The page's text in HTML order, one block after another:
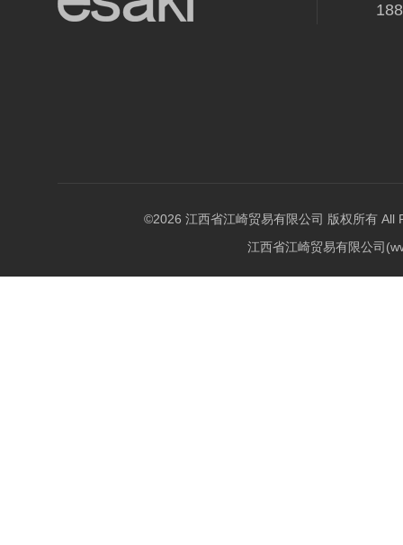
©2026 江西省江崎贸易有限公司 版权所有 All
江西省江崎贸易有限公司